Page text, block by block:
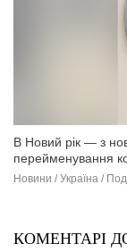
В Новий рік — з
перейменування
Новини / Україна /
КОМЕНТАРІ